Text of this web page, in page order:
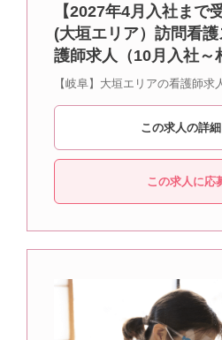
【2027年4月入社まで
(大垣エリア）訪問看
護師求人（10月入社～
【岐阜】大垣エリアの看護師求
この求人の詳
この求人に応